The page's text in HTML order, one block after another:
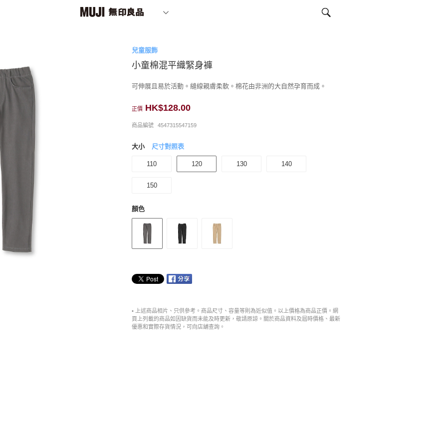
兒童服飾
小童棉混平織緊身褲
可伸展且易於活動。縫線親膚柔軟。棉花由非洲的大自然孕育而成。
正價 HK$128.00
商品編號 4547315547159
大小 尺寸對照表
110 120 130 140
150
顏色
• 上述商品相片、只供參考。商品尺寸、容量等則為近似值。以上價格為商品正價。網
頁上列載的商品如因缺貨而未能及時更新，敬請原諒。關於商品資料及屆時價格、最新
優惠和實際存貨情況，可向店舖查詢。